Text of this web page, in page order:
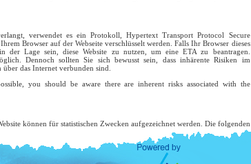
verwendet es ein Protokoll, Hypertext Transport Protocol Secure
Browser auf der Webseite verschlüsselt werden. Falls Ihr Browser dieses
der Lage sein, diese Website zu nutzen, um eine ETA zu beantragen.
Dennoch sollten Sie sich bewusst sein, dass inhärente Risiken im
das Internet verbunden sind.
you should be aware there are inherent risks associated with the
können für statistischen Zwecken aufgezeichnet werden. Die folgenden